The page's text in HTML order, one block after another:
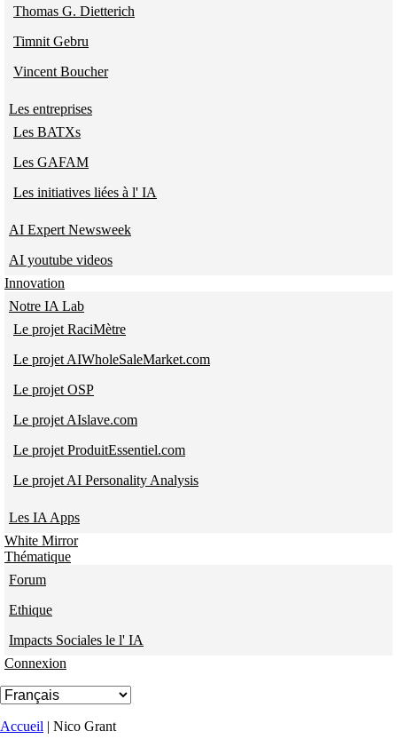
Thomas G. Dietterich
Timnit Gebru
Vincent Boucher
Les entreprises
Les BATXs
Les GAFAM
Les initiatives liées à l' IA
AI Expert Newsweek
AI youtube videos
Innovation
Notre IA Lab
Le projet RaciMètre
Le projet AIWholeSaleMarket.com
Le projet OSP
Le projet AIslave.com
Le projet ProduitEssentiel.com
Le projet AI Personality Analysis
Les IA Apps
White Mirror
Thématique
Forum
Ethique
Impacts Sociales le l' IA
Connexion
Vous êtes ici
Accueil | Nico Grant